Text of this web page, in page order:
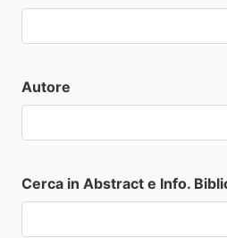
Autore
Cerca in Abstract e Info.